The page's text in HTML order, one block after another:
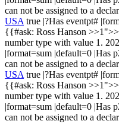
can not be assigned to a
USA true |?Has eventpt#
{{#ask: Ross Hanson >>1
number type with value 1.
|format=sum |default=0 |Has
can not be assigned to a
USA true |?Has eventpt#
{{#ask: Ross Hanson >>1
number type with value 1.
|format=sum |default=0 |Has
can not be assigned to a